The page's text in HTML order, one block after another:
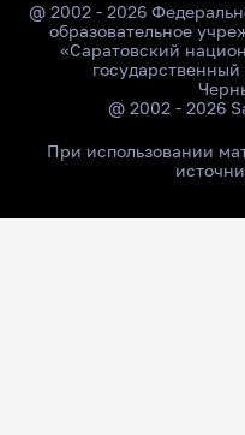
@ 2002 - 2026
образовательное
«Саратовский
@ 2002 - 2026
При использовании